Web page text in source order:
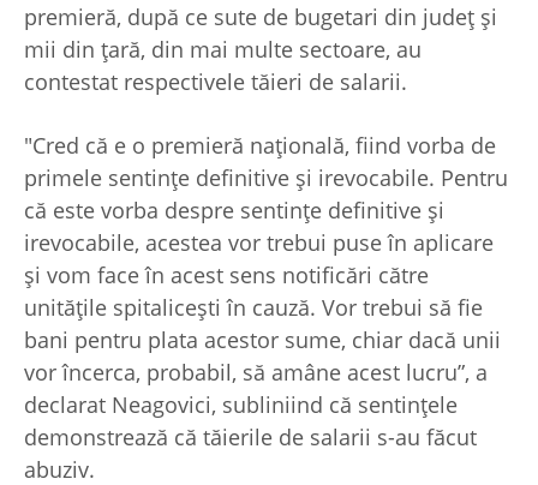
premieră, după ce sute de bugetari din județ și
mii din țară, din mai multe sectoare, au
contestat respectivele tăieri de salarii.
"Cred că e o premieră naţională, fiind vorba de
primele sentinţe definitive şi irevocabile. Pentru
că este vorba despre sentințe definitive și
irevocabile, acestea vor trebui puse în aplicare
și vom face în acest sens notificări către
unitățile spitalicești în cauză. Vor trebui să fie
bani pentru plata acestor sume, chiar dacă unii
vor încerca, probabil, să amâne acest lucru”, a
declarat Neagovici, subliniind că sentințele
demonstrează că tăierile de salarii s-au făcut
abuziv.